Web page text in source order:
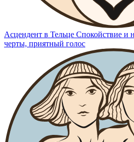
Асцендент в Тельце Спокойствие и
черты, приятный голос